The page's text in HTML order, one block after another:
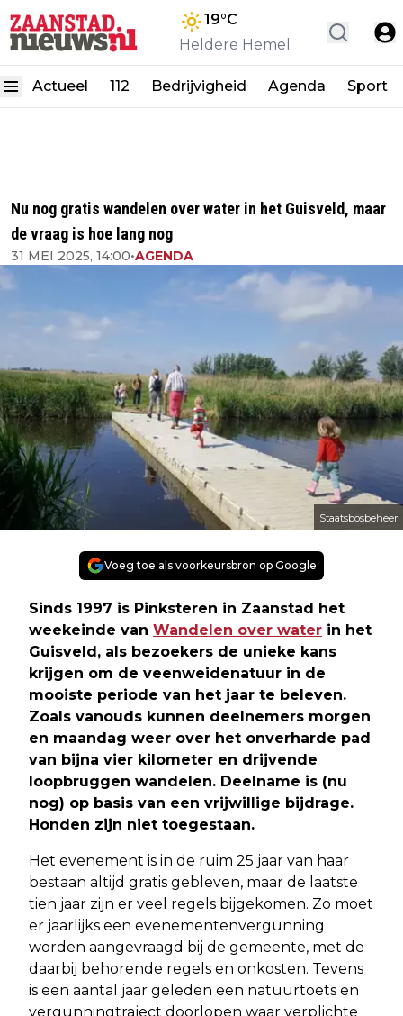
19°C
Heldere Hemel
Actueel 112 Bedrijvigheid Agenda Sport
Nu nog gratis wandelen over water in het Guisveld, maar
de vraag is hoe lang nog
31 MEI 2025, 14:00•AGENDA
Staatsbosbeheer
Voeg toe als voorkeursbron op Google
Sinds 1997 is Pinksteren in Zaanstad het
weekeinde van Wandelen over water in het
Guisveld, als bezoekers de unieke kans
krijgen om de veenweidenatuur in de
mooiste periode van het jaar te beleven.
Zoals vanouds kunnen deelnemers morgen
en maandag weer over het onverharde pad
van bijna vier kilometer en drijvende
loopbruggen wandelen. Deelname is (nu
nog) op basis van een vrijwillige bijdrage.
Honden zijn niet toegestaan.
Het evenement is in de ruim 25 jaar van haar
bestaan altijd gratis gebleven, maar de laatste
tien jaar zijn er veel regels bijgekomen. Zo moet
er jaarlijks een evenementenvergunning
worden aangevraagd bij de gemeente, met de
daarbij behorende regels en onkosten. Tevens
is een aantal jaar geleden een natuurtoets en
vergunningtraject doorlopen waar verplichte